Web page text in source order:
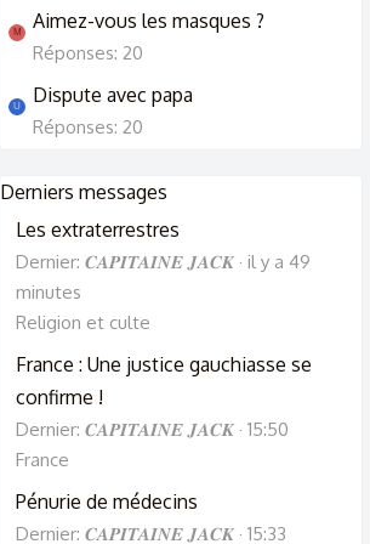
M Aimez-vous les masques ?
Réponses: 20
U Dispute avec papa
Réponses: 20
Derniers messages
Les extraterrestres
Dernier: 𝑪𝑨𝑷𝑰𝑻𝑨𝑰𝑵𝑬 𝑱𝑨𝑪𝑲 il y a 49
minutes
Religion et culte
France : Une justice gauchiasse se
confirme !
Dernier: 𝑪𝑨𝑷𝑰𝑻𝑨𝑰𝑵𝑬 𝑱𝑨𝑪𝑲 15:50
France
Pénurie de médecins
Dernier: 𝑪𝑨𝑷𝑰𝑻𝑨𝑰𝑵𝑬 𝑱𝑨𝑪𝑲 15:33